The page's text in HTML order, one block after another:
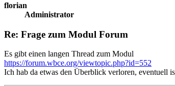
florian
Administrator
Re: Frage zum Modul Forum
Es gibt einen langen Thread zum Modul
https://forum.wbce.org/viewtopic.php?id=552
Ich hab da etwas den Überblick verloren, eventuell